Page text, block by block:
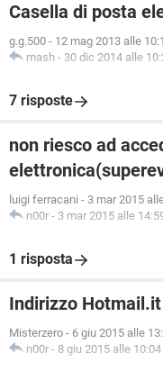
Casella di posta
g.g.500 - 12 mag 2013 alle
mash - 30 dic 2014 alle
7 risposte
non riesco ad
luigi ferracani - 3 mar 2015
n00r - 3 mar 2015 alle
1 risposta
Indirizzo
Misterzero - 6 giu 2015 alle
n00r - 8 giu 2015 alle 10:04